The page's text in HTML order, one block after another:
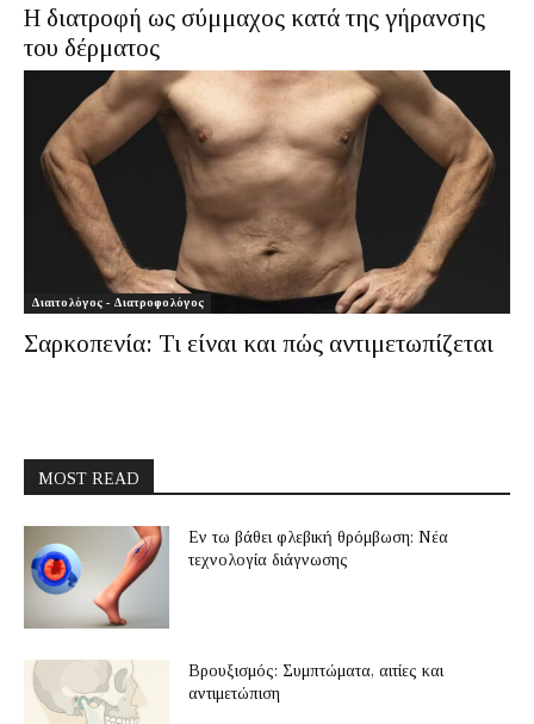
Η διατροφή ως σύμμαχος κατά της γήρανσης
του δέρματος
Διαιτολόγος - Διατροφολόγος
Σαρκοπενία: Τι είναι και πώς αντιμετωπίζεται
MOST READ
Εν τω βάθει φλεβική θρόμβωση: Νέα
τεχνολογία διάγνωσης
Βρουξισμός: Συμπτώματα, αιτίες και
αντιμετώπιση